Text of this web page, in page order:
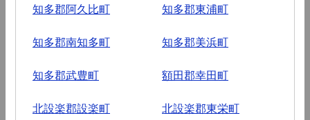
知多郡阿久比町 知多郡東浦町
知多郡南知多町 知多郡美浜町
知多郡武豊町 額田郡幸田町
北設楽郡設楽町 北設楽郡東栄町